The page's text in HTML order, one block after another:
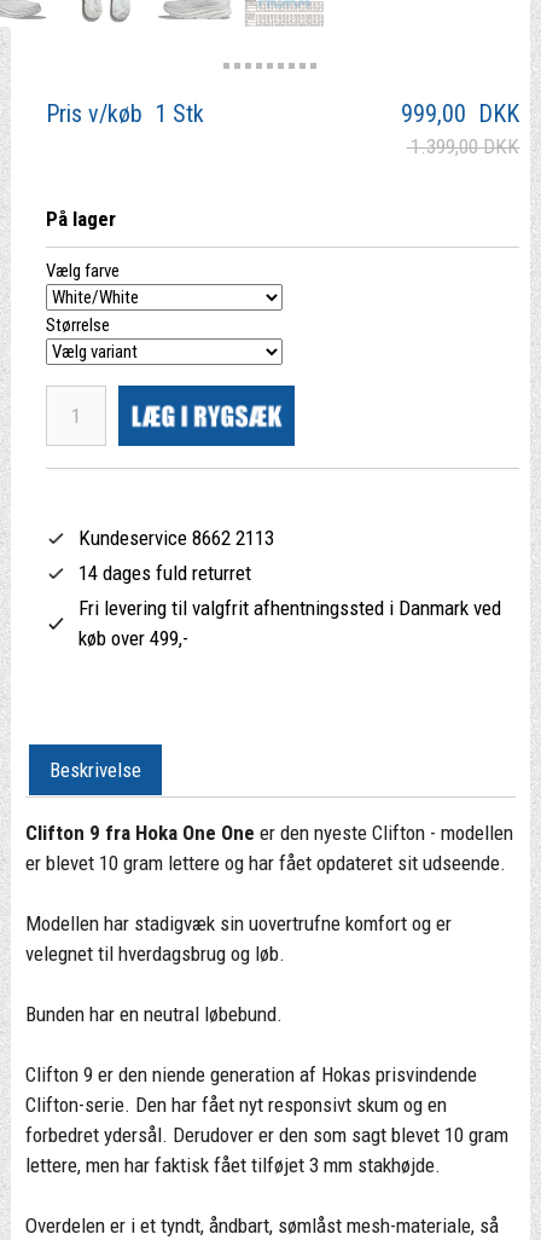
Pris v/køb 1 Stk 999,00 DKK
1.399,00 DKK
På lager
Vælg farve
Størrelse
Kundeservice 8662 2113
14 dages fuld returret
Fri levering til valgfrit afhentningssted i Danmark ved
køb over 499,-
Beskrivelse
Clifton 9 fra Hoka One One er den nyeste Clifton - modellen
er blevet 10 gram lettere og har fået opdateret sit udseende.
Modellen har stadigvæk sin uovertrufne komfort og er
velegnet til hverdagsbrug og løb.
Bunden har en neutral løbebund.
Clifton 9 er den niende generation af Hokas prisvindende
Clifton-serie. Den har fået nyt responsivt skum og en
forbedret ydersål. Derudover er den som sagt blevet 10 gram
lettere, men har faktisk fået tilføjet 3 mm stakhøjde.
Overdelen er i et tyndt, åndbart, sømlåst mesh-materiale, så